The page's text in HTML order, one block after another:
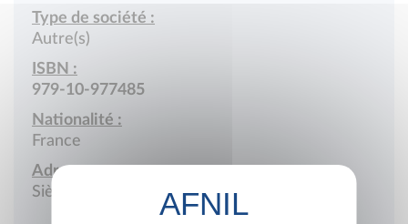
Type de société :
Autre(s)
ISBN :
979-10-977485
Nationalité :
France
Adresse :
Siège social